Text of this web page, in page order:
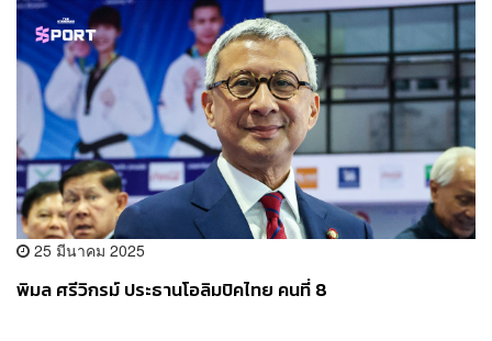
25 มีนาคม 2025
พิมล ศรีวิกรม์ ประธานโอลิมปิคไทย คนที่ 8